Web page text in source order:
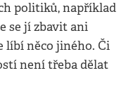
politiků, například
se jí zbavit ani
líbí něco jiného. Či
není třeba dělat